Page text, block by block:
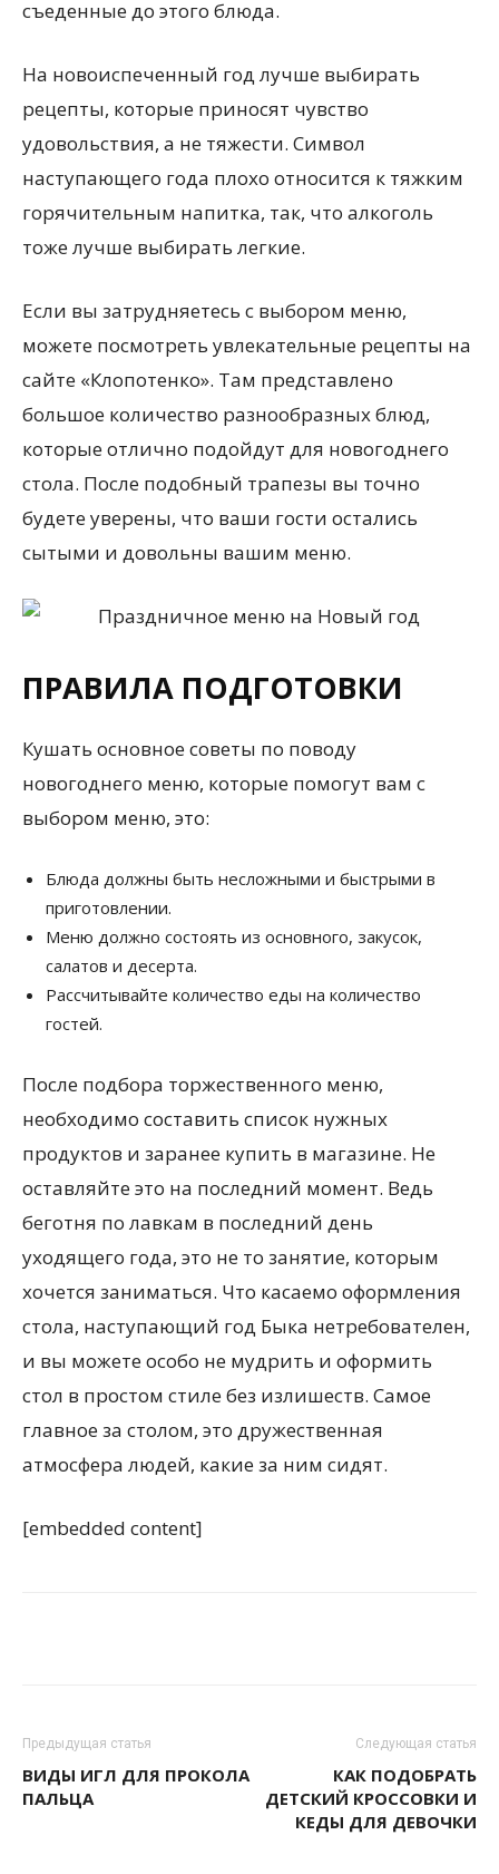
съеденные до этого блюда.
На новоиспеченный год лучше выбирать
рецепты, которые приносят чувство
удовольствия, а не тяжести. Символ
наступающего года плохо относится к тяжким
горячительным напитка, так, что алкоголь
тоже лучше выбирать легкие.
Если вы затрудняетесь с выбором меню,
можете посмотреть увлекательные рецепты на
сайте «Клопотенко». Там представлено
большое количество разнообразных блюд,
которые отлично подойдут для новогоднего
стола. После подобный трапезы вы точно
будете уверены, что ваши гости остались
сытыми и довольны вашим меню.
ПРАВИЛА ПОДГОТОВКИ
Кушать основное советы по поводу
новогоднего меню, которые помогут вам с
выбором меню, это:
Блюда должны быть несложными и быстрыми в
приготовлении.
Меню должно состоять из основного, закусок,
салатов и десерта.
Рассчитывайте количество еды на количество
гостей.
После подбора торжественного меню,
необходимо составить список нужных
продуктов и заранее купить в магазине. Не
оставляйте это на последний момент. Ведь
беготня по лавкам в последний день
уходящего года, это не то занятие, которым
хочется заниматься. Что касаемо оформления
стола, наступающий год Быка нетребователен,
и вы можете особо не мудрить и оформить
стол в простом стиле без излишеств. Самое
главное за столом, это дружественная
атмосфера людей, какие за ним сидят.
[embedded content]
Предыдущая статья
ВИДЫ ИГЛ ДЛЯ ПРОКОЛА
ПАЛЬЦА
Следующая статья
КАК ПОДОБРАТЬ
ДЕТСКИЙ КРОССОВКИ И
КЕДЫ ДЛЯ ДЕВОЧКИ